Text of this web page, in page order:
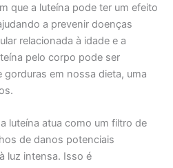
que a luteína pode ter um efeito
a prevenir doenças
relacionada à idade e a
pelo corpo pode ser
gorduras em nossa dieta, uma
luteína atua como um filtro de
de danos potenciais
luz intensa. Isso é